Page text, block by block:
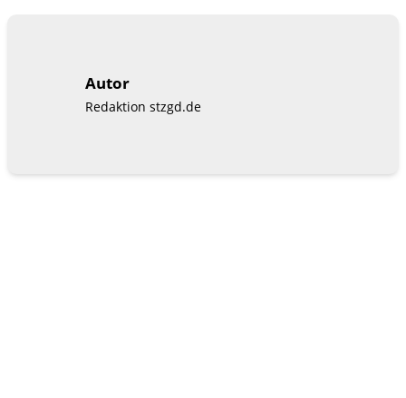
Autor
Redaktion stzgd.de